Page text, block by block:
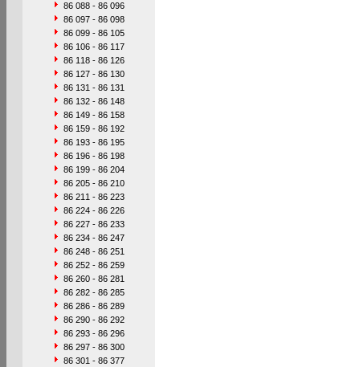
86 088 - 86 096
86 097 - 86 098
86 099 - 86 105
86 106 - 86 117
86 118 - 86 126
86 127 - 86 130
86 131 - 86 131
86 132 - 86 148
86 149 - 86 158
86 159 - 86 192
86 193 - 86 195
86 196 - 86 198
86 199 - 86 204
86 205 - 86 210
86 211 - 86 223
86 224 - 86 226
86 227 - 86 233
86 234 - 86 247
86 248 - 86 251
86 252 - 86 259
86 260 - 86 281
86 282 - 86 285
86 286 - 86 289
86 290 - 86 292
86 293 - 86 296
86 297 - 86 300
86 301 - 86 377